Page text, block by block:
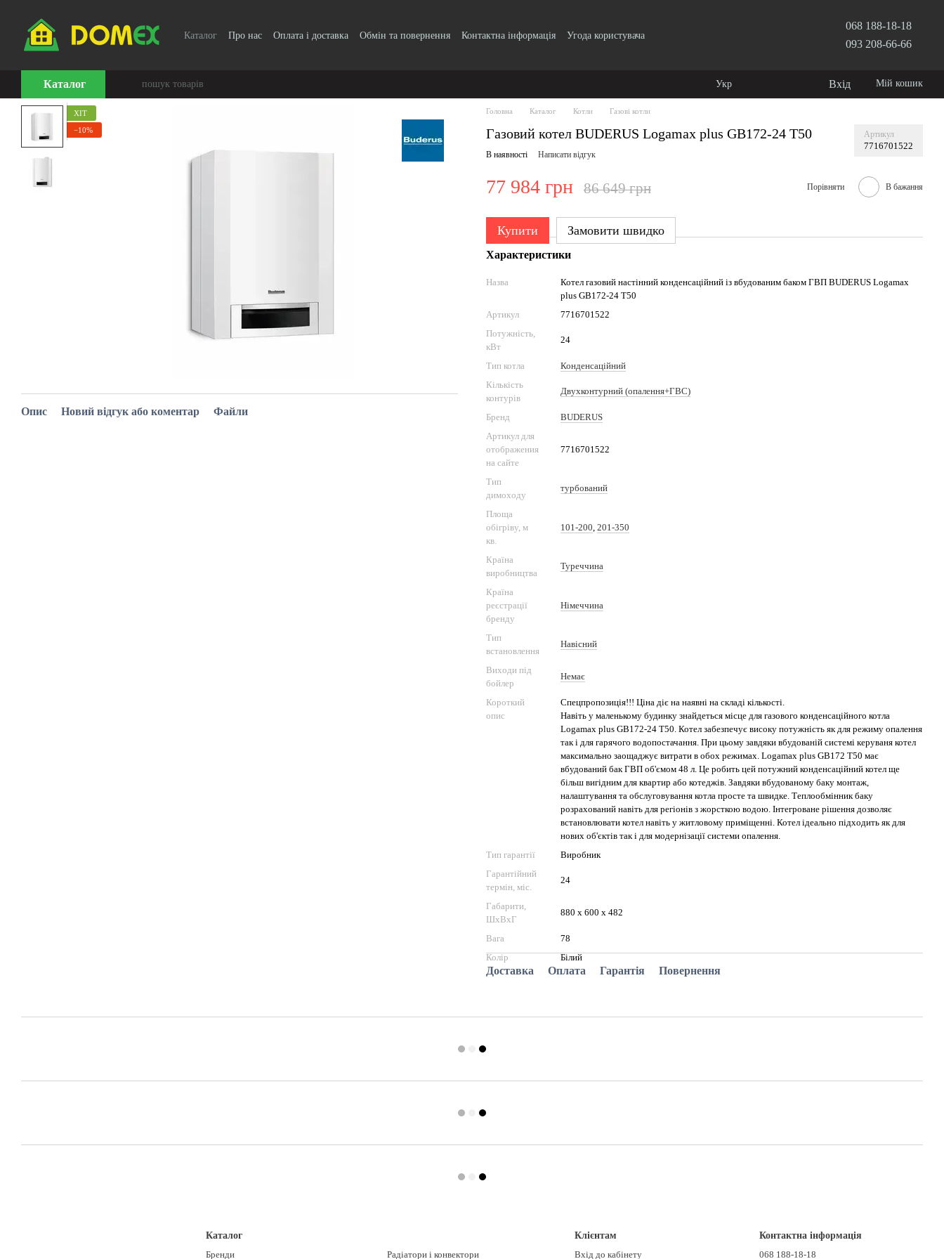
Каталог Про нас Оплата і доставка Обмін та повернення Контактна інформація Угода користувача
068 188-18-18
093 208-66-66
Каталог Укр Вхід Мій кошик
ХІТ
−10%
Опис Новий відгук або коментар Файли
Головна Каталог Котли Газові котли
Газовий котел BUDERUS Logamax plus GB172-24 T50 Артикул
7716701522
В наявності Написати відгук
77 984 грн 86 649 грн Порівняти В бажання
Купити Замовити швидко
Характеристики
Назва
Котел газовий настінний конденсаційний із вбудованим баком ГВП BUDERUS Logamax
plus GB172-24 T50
Артикул
7716701522
Потужність,
кВт
24
Тип котла
Конденсаційний
Кількість
контурів
Двухконтурний (опалення+ГВС)
Бренд
BUDERUS
Артикул для
отображения
на сайте
7716701522
Тип
димоходу
турбований
Площа
обігріву, м
кв.
101-200, 201-350
Країна
виробництва
Туреччина
Країна
реєстрації
бренду
Німеччина
Тип
встановлення
Навісний
Виходи під
бойлер
Немає
Короткий
опис
Спецпропозиція!!! Ціна діє на наявні на складі кількості.
Навіть у маленькому будинку знайдеться місце для газового конденсаційного котла
Logamax plus GB172-24 T50. Котел забезпечує високу потужність як для режиму опалення
так і для гарячого водопостачання. При цьому завдяки вбудованій системі керуваня котел
максимально заощаджує витрати в обох режимах. Logamax plus GB172 T50 має
вбудований бак ГВП об'ємом 48 л. Це робить цей потужний конденсаційний котел ще
більш вигідним для квартир або котеджів. Завдяки вбудованому баку монтаж,
налаштування та обслуговування котла просте та швидке. Теплообмінник баку
розрахований навіть для регіонів з жорсткою водою. Інтегроване рішення дозволяє
встановлювати котел навіть у житловому приміщенні. Котел ідеально підходить як для
нових об'єктів так і для модернізації системи опалення.
Тип гарантії
Виробник
Гарантійний
термін, міс.
24
Габарити,
ШхВхГ
880 x 600 x 482
Вага
78
Колір
Білий
Доставка Оплата Гарантія Повернення
Каталог
Бренди
Радіатори і конвектори
Клієнтам
Вхід до кабінету
Контактна інформація
068 188-18-18